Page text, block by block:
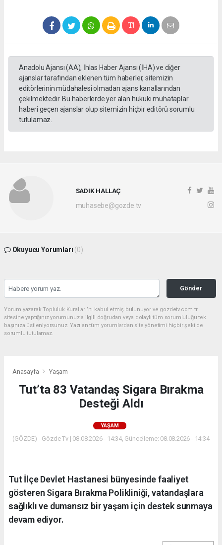
Anadolu Ajansı (AA), İhlas Haber Ajansı (İHA) ve diğer
ajanslar tarafından eklenen tüm haberler, sitemizin
editörlerinin müdahalesi olmadan ajans kanallarından
çekilmektedir. Bu haberlerde yer alan hukuki muhataplar
haberi geçen ajanslar olup sitemizin hiçbir editörü sorumlu
tutulamaz.
SADIK HALLAÇ
muhasebe@gozde.tv
Okuyucu Yorumları (0)
Gönder
Yorum yazarak Topluluk Kuralları’nı kabul etmiş bulunuyor ve gozdetv.com.tr
sitesine yaptığınız yorumunuzla ilgili doğrudan veya dolaylı tüm sorumluluğu tek
başınıza üstleniyorsunuz. Yazılan tüm yorumlardan site yönetimi hiçbir şekilde
sorumlu tutulamaz.
Anasayfa Yaşam
Tut’ta 83 Vatandaş Sigara Bırakma
Desteği Aldı
YAŞAM
(GÖZDE) - Gözde Tv | 08.08.2026 - 14:34, Güncelleme: 08.08.2026 - 14:34
Tut İlçe Devlet Hastanesi bünyesinde faaliyet
gösteren Sigara Bırakma Polikliniği, vatandaşlara
sağlıklı ve dumansız bir yaşam için destek sunmaya
devam ediyor.